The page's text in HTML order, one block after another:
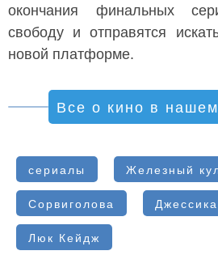
окончания финальных
свободу и отправятся
новой платформе.
Все о кино в
сериалы Железный
Сорвиголова
Люк Кейдж